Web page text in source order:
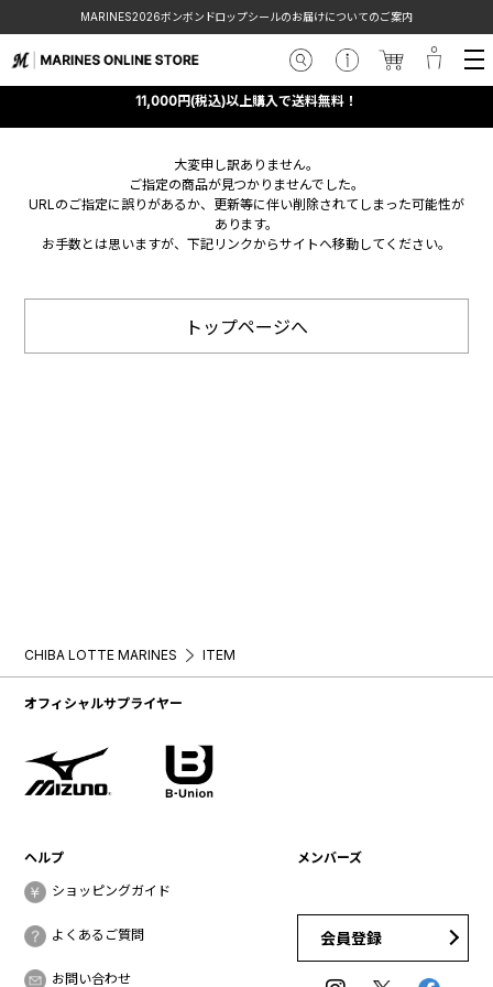
MARINES2026ボンボンドロップシールのお届けについてのご案内
11,000円(税込)以上購入で送料無料！
大変申し訳ありません。
ご指定の商品が見つかりませんでした。
URLのご指定に誤りがあるか、更新等に伴い削除されてしまった可能性が
あります。
お手数とは思いますが、下記リンクからサイトへ移動してください。
トップページへ
CHIBA LOTTE MARINES ITEM
オフィシャルサプライヤー
ヘルプ
ショッピングガイド
よくあるご質問
お問い合わせ
メンバーズ
会員登録